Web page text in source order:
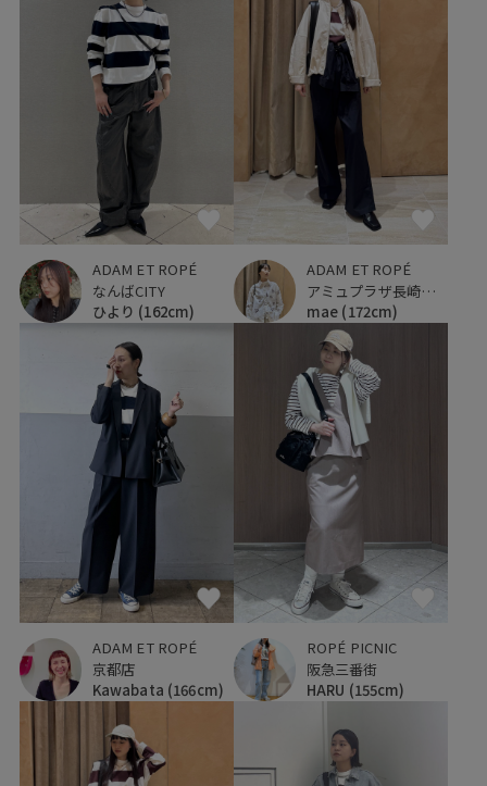
ADAM ET ROPÉ
なんばCITY
ひより (162cm)
ADAM ET ROPÉ
アミュプラザ長崎新館
mae (172cm)
ADAM ET ROPÉ
京都店
Kawabata (166cm)
ROPÉ PICNIC
阪急三番街
HARU (155cm)